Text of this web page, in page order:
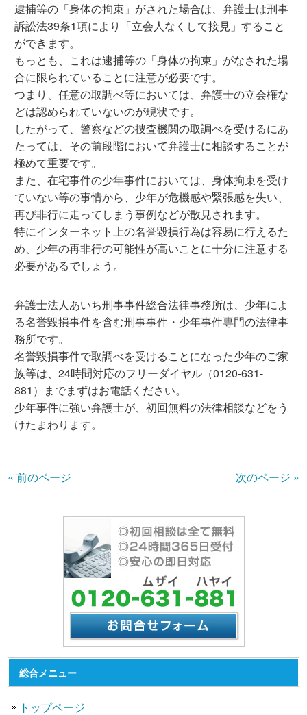
逮捕等の「身体の拘束」がされた場合は、弁護士は刑事
訴訟法39条1項により「立会人なくして接見」すること
ができます。
もっとも、これは逮捕等の「身体の拘束」がなされた場
合に限られていることに注意が必要です。
つまり、任意の取調べ等においては、弁護士の立会権な
どは認められていないのが現状です。
したがって、警察などの捜査機関の取調べを受けるにあ
たっては、その前段階において弁護士に相談することが
極めて重要です。
また、在宅事件の少年事件においては、身体拘束を受け
ていない等の事情から、少年が危機感や緊張感を失い、
再び非行に走ってしまう事例などが散見されます。
特にインターネット上の名誉毀損行為は容易に行えるた
め、少年の再非行の可能性が高いことに十分に注意する
必要があるでしょう。
弁護士法人あいち刑事事件総合法律事務所は、少年によ
る名誉毀損事件を含む刑事事件・少年事件専門の法律事
務所です。
名誉毀損事件で取調べを受けることになった少年のご家
族等は、24時間対応のフリーダイヤル（0120-631-
881）までまずはお電話ください。
少年事件に強い弁護士が、初回無料の法律相談などをう
けたまわります。
« 前のページ 次のページ »
総合メニュー
トップページ